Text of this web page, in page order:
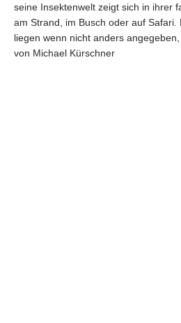
seine Insektenwelt zeigt sich in ihrer
am Strand, im Busch oder auf
liegen wenn nicht anders
von Michael Kürschner